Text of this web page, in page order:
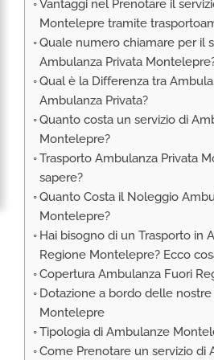
RIMPATRIO SANITARIO ITALIA
AMBULANZA SET
VOLO SANITARIO
TRASPORTO SANITARIO: VOLI DI
ELIAMBULANZA ED AMBULANZA
TRASPORTO ECMO O
EXTRACORPOREA
TRASPORTO PER NEONATI E
Vantaggi nel Prenotare il
Montelepre tramite
Quale numero chiamare per il
Ambulanza Privata
Qual è la Differenza tra
Ambulanza Privata?
Quanto costa un servizio di
Montelepre?
Trasporto Ambulanza Privata
sapere?
Quanto Costa il Noleggio
Montelepre?
Hai bisogno di un Trasporto in
Regione Montelepre? Ecco
Copertura Ambulanza Fuori
Dotazione a bordo delle
Montelepre
Tipologia di Ambulanze
Come Prenotare un servizio di